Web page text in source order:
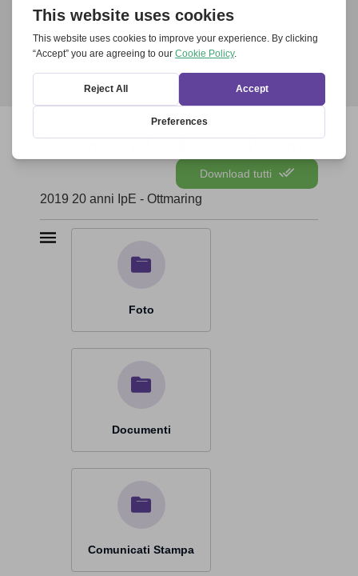
Ottmaring / Augsburg al Convegno di Insieme per
l’Europa. Riportiamo qui l’articolo che ha
pubblicato al suo rientro per il sito del proprio
progetto. Chiese e...
Documenti, file & co. dell’evento
Download tutti
2019 20 anni IpE - Ottmaring
Foto
Documenti
Comunicati Stampa